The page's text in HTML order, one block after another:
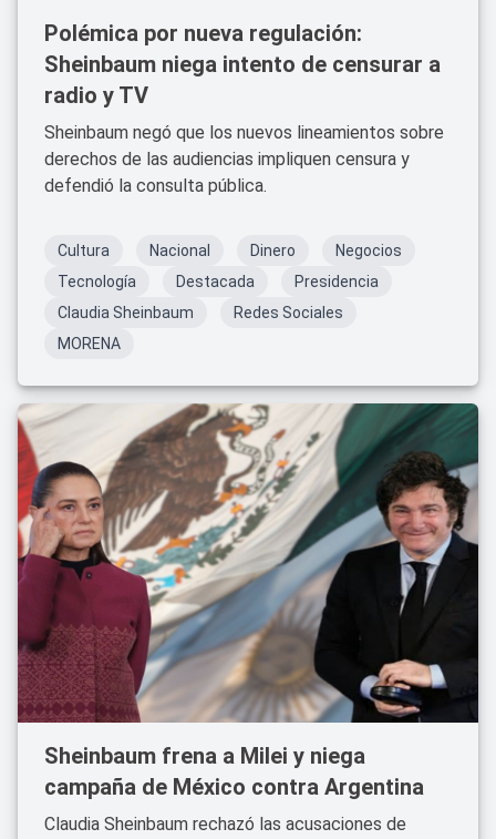
Polémica por nueva regulación:
Sheinbaum niega intento de censurar a
radio y TV
Sheinbaum negó que los nuevos lineamientos sobre
derechos de las audiencias impliquen censura y
defendió la consulta pública.
Cultura Nacional Dinero
Negocios
Tecnología
Destacada
Presidencia
Claudia Sheinbaum
Redes Sociales
MORENA
Sheinbaum frena a Milei y niega
campaña de México contra Argentina
Claudia Sheinbaum rechazó las acusaciones de